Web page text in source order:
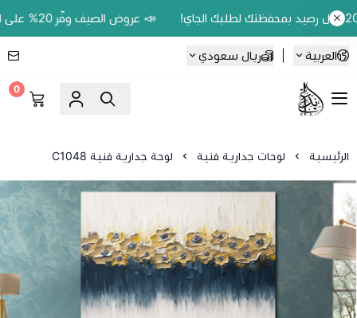
📣 عروض الصيف وفّر 20% على اللوحات الحين.. واكسب 200 ريال رصيد بمحفظتك لطلبك الجاي!
العربية ريال سعودي
Ebbdaa art
0
الرئيسية لوحات جدارية فنية لوحة جدارية فنية C1048